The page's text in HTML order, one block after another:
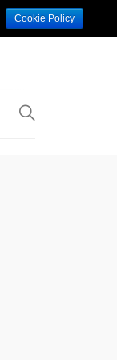
Cookie Policy